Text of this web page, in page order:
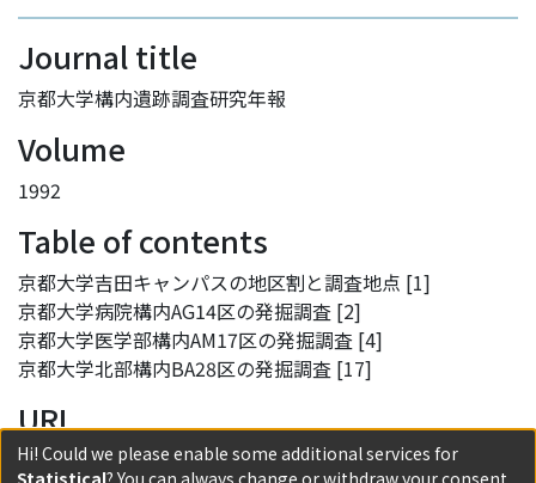
Journal title
京都大学構内遺跡調査研究年報
Volume
1992
Table of contents
京都大学吉田キャンパスの地区割と調査地点 [1]
京都大学病院構内AG14区の発掘調査 [2]
京都大学医学部構内AM17区の発掘調査 [4]
京都大学北部構内BA28区の発掘調査 [17]
URI
http://hdl.handle.net/2433/226879
Hi! Could we please enable some additional services for
Statistical? You can always change or withdraw your consent